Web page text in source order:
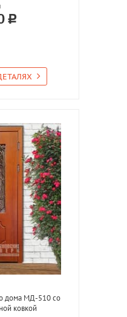
дома МД-510 со
ковкой